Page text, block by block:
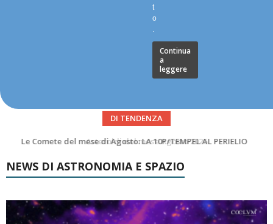
t
o
.
Continua
a
leggere
DI TENDENZA
Asteroidi del mese Agosto 2026
NEWS DI ASTRONOMIA E SPAZIO